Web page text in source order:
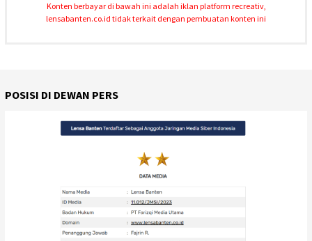
Konten berbayar di bawah ini adalah iklan platform recreativ,
lensabanten.co.id tidak terkait dengan pembuatan konten ini
POSISI DI DEWAN PERS